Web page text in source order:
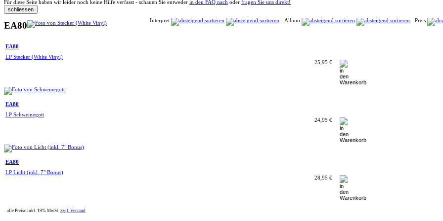
Für diese Seite haben wir leider noch keine Hilfe verfasst - schauen Sie entweder in den FAQ nach oder fragen Sie uns direkt!
EA80 Interpret Album Preis
EA80
LP Stecker (White Vinyl)
25,95 €
EA80
LP Schweinegott
24,95 €
EA80
LP Licht (inkl. 7" Bonus)
28,95 €
alle Preise inkl. 19% MwSt. zzgl. Versand